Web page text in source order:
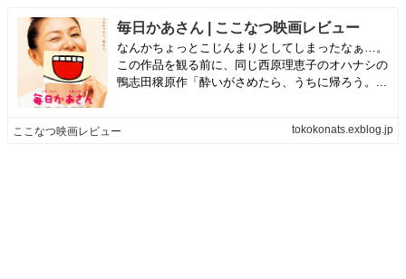
毎日かあさん | ここなつ映画レビュー
なんかちょっとこじんまりとしてしまったなぁ…。
この作品を観る前に、同じ西原理恵子のオハナシの
鴨志田穣原作「酔いがさめたら、うちに帰ろう。...
ここなつ映画レビュー tokokonats.exblog.jp